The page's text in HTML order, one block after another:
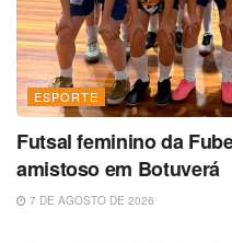
ESPORTE
Futsal feminino da
amistoso em Botuverá
7 DE AGOSTO DE 2026